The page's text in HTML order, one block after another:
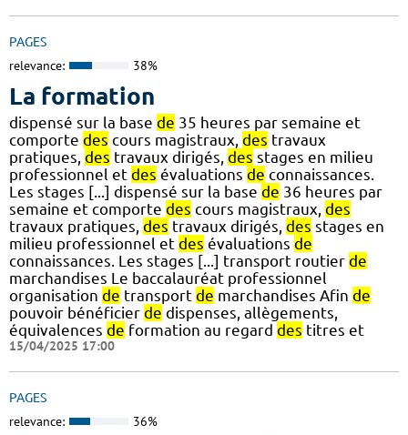
PAGES
relevance: 38%
La formation
dispensé sur la base de 35 heures par semaine et
comporte des cours magistraux, des travaux
pratiques, des travaux dirigés, des stages en milieu
professionnel et des évaluations de connaissances.
Les stages [...] dispensé sur la base de 36 heures par
semaine et comporte des cours magistraux, des
travaux pratiques, des travaux dirigés, des stages en
milieu professionnel et des évaluations de
connaissances. Les stages [...] transport routier de
marchandises Le baccalauréat professionnel
organisation de transport de marchandises Afin de
pouvoir bénéficier de dispenses, allègements,
équivalences de formation au regard des titres et
15/04/2025 17:00
PAGES
relevance: 36%